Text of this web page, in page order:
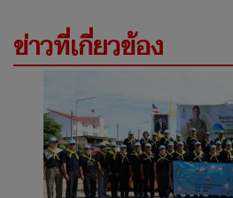
ข่าวที่เกี่ยวข้อง